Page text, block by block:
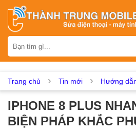
iPhone Samsung
Nokia
Asus Sony Vertu LG
Dịch vụ sửa chữa
Trang chủ Tin mới Hướng
IPHONE 8 PLUS
BIỆN PHÁP KHẮC